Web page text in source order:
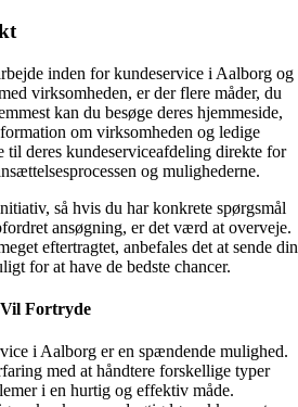
inden for kundeservice i Aalborg og
virksomheden, er der flere måder, du
kan du besøge deres hjemmeside,
om virksomheden og ledige
til deres kundeserviceafdeling direkte for
og mulighederne.
så hvis du har konkrete spørgsmål
ansøgning, er det værd at overveje.
eftertragtet, anbefales det at sende din
for at have de bedste chancer.
Fortryde
i Aalborg er en spændende mulighed.
med at håndtere forskellige typer
i en hurtig og effektiv måde.